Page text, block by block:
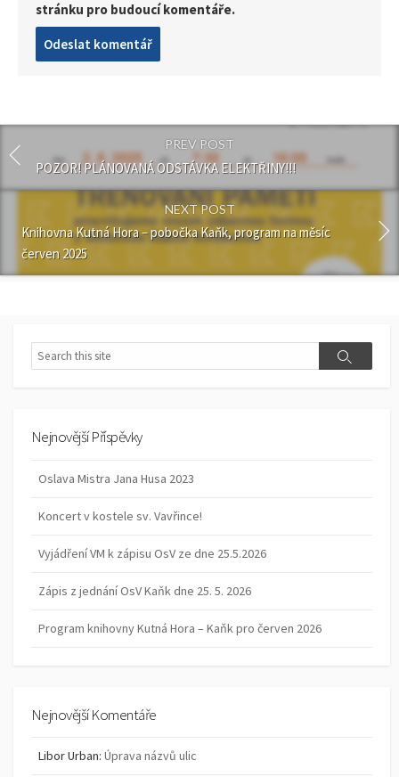
stránku pro budoucí komentáře.
PREV POST
POZOR! PLÁNOVANÁ ODSTÁVKA ELEKTŘINY!!!
NEXT POST
Knihovna Kutná Hora – pobočka Kaňk, program na měsíc
červen 2025
Search
Search
Nejnovější Příspěvky
Oslava Mistra Jana Husa 2023
Koncert v kostele sv. Vavřince!
Vyjádření VM k zápisu OsV ze dne 25.5.2026
Zápis z jednání OsV Kaňk dne 25. 5. 2026
Program knihovny Kutná Hora – Kaňk pro červen 2026
Nejnovější Komentáře
Libor Urban: Úprava názvů ulic